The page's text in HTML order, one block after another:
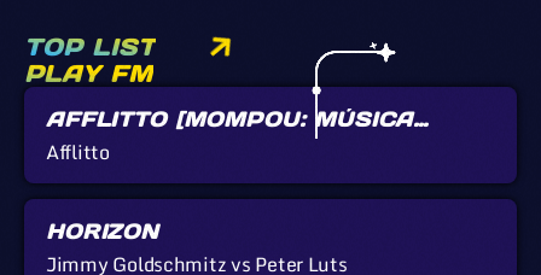
TOP LIST
PLAY FM
AFFLITTO [MOMPOU: MÚSICA
CALLADA]
Afflitto
HORIZON
Jimmy Goldschmitz vs Peter Luts